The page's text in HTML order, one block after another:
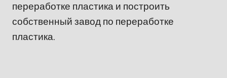
переработке пластика и построить
собственный завод по переработке
пластика.